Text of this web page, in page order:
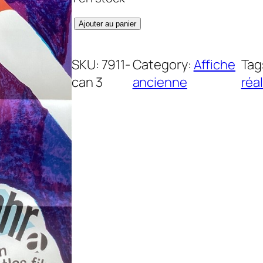
q
a
n
t
é
d
e
S
e
p
t
Ajouter au panier
SKU: 7911-
can 3
Category: Affiche
ancienne